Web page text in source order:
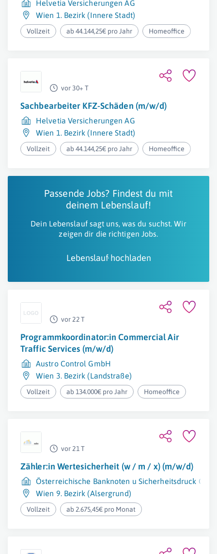
Helvetia Versicherungen AG
Wien 1. Bezirk (Innere Stadt)
Vollzeit ab 44.144,25€ pro Jahr Homeoffice
vor 30+ T
Sachbearbeiter KFZ-Schäden (m/w/d)
Helvetia Versicherungen AG
Wien 1. Bezirk (Innere Stadt)
Vollzeit ab 44.144,25€ pro Jahr Homeoffice
Passende Jobs? Findest du mit
deinem Lebenslauf!
Dein Lebenslauf sagt uns, was du suchst. Wir
zeigen dir die richtigen Jobs.
Lebenslauf hochladen
vor 22 T
Programmkoordinator:in Commercial Air
Traffic Services (m/w/d)
Austro Control GmbH
Wien 3. Bezirk (Landstraße)
Vollzeit ab 134.000€ pro Jahr Homeoffice
vor 21 T
Zähler:in Wertesicherheit (w / m / x) (m/w/d)
Österreichische Banknoten u Sicherheitsdruck
Wien 9. Bezirk (Alsergrund)
Vollzeit ab 2.675,45€ pro Monat